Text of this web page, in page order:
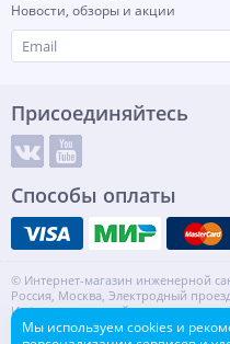
Новости, обзоры и акции
Присоединяйтесь
Способы оплаты
© Интернет-магазин инженерной
Россия, Москва, Электродный
Информация на сайте не является
ИНН: 7720553918 КПП: 772001001
Мы используем cookies и